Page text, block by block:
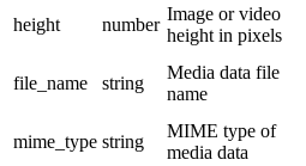
height
number
Image or video
height in pixels
file_name string
Media data file
name
mime_type string
MIME type of
media data